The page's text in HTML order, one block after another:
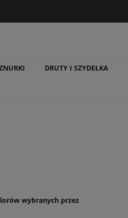
DRUTY I SZYDEŁKA
wybranych przez